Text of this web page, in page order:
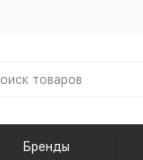
Бренды